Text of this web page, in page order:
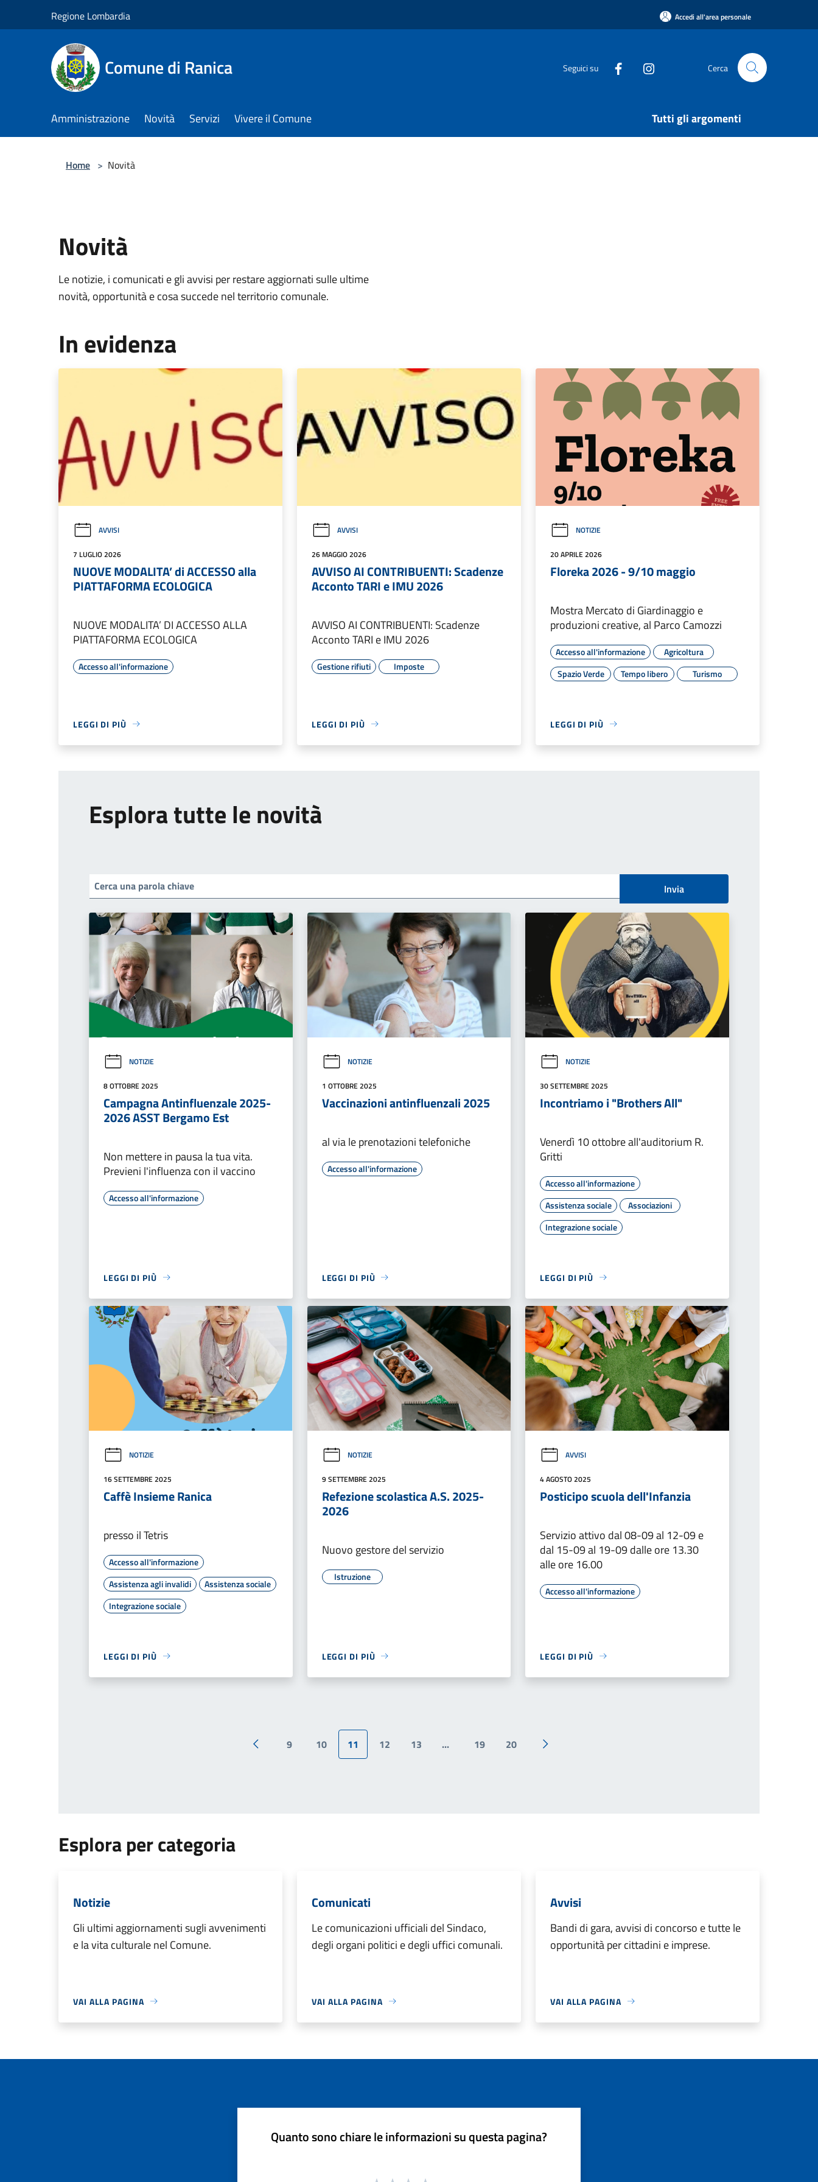
Regione Lombardia Accedi all'area personale
Comune di Ranica Seguici su Cerca
Amministrazione Novità Servizi Vivere il Comune Tutti gli argomenti
Home > Novità
Novità
Le notizie, i comunicati e gli avvisi per restare aggiornati sulle ultime
novità, opportunità e cosa succede nel territorio comunale.
In evidenza
AVVISI
7 LUGLIO 2026
NUOVE MODALITA’ di ACCESSO alla
PIATTAFORMA ECOLOGICA
NUOVE MODALITA’ DI ACCESSO ALLA
PIATTAFORMA ECOLOGICA
Accesso all'informazione
LEGGI DI PIÙ
AVVISI
26 MAGGIO 2026
AVVISO AI CONTRIBUENTI: Scadenze
Acconto TARI e IMU 2026
AVVISO AI CONTRIBUENTI: Scadenze
Acconto TARI e IMU 2026
Gestione rifiuti Imposte
LEGGI DI PIÙ
NOTIZIE
20 APRILE 2026
Floreka 2026 - 9/10 maggio
Mostra Mercato di Giardinaggio e
produzioni creative, al Parco Camozzi
Accesso all'informazione
Agricoltura
Spazio Verde
Tempo libero Turismo
LEGGI DI PIÙ
Esplora tutte le novità
Invia
NOTIZIE
8 OTTOBRE 2025
Campagna Antinfluenzale 2025-
2026 ASST Bergamo Est
Non mettere in pausa la tua vita.
Previeni l'influenza con il vaccino
Accesso all'informazione
LEGGI DI PIÙ
NOTIZIE
1 OTTOBRE 2025
Vaccinazioni antinfluenzali 2025
al via le prenotazioni telefoniche
Accesso all'informazione
LEGGI DI PIÙ
NOTIZIE
30 SETTEMBRE 2025
Incontriamo i "Brothers All"
Venerdì 10 ottobre all'auditorium R.
Gritti
Accesso all'informazione
Assistenza sociale
Associazioni
Integrazione sociale
LEGGI DI PIÙ
NOTIZIE
16 SETTEMBRE 2025
Caffè Insieme Ranica
presso il Tetris
Accesso all'informazione
Assistenza agli invalidi
Assistenza sociale
Integrazione sociale
LEGGI DI PIÙ
NOTIZIE
9 SETTEMBRE 2025
Refezione scolastica A.S. 2025-
2026
Nuovo gestore del servizio
Istruzione
LEGGI DI PIÙ
AVVISI
4 AGOSTO 2025
Posticipo scuola dell'Infanzia
Servizio attivo dal 08-09 al 12-09 e
dal 15-09 al 19-09 dalle ore 13.30
alle ore 16.00
Accesso all'informazione
LEGGI DI PIÙ
Pagina precedente
9 10 11 12 13 ... 19 20
Pagina successiva
Esplora per categoria
Notizie
Gli ultimi aggiornamenti sugli avvenimenti
e la vita culturale nel Comune.
VAI ALLA PAGINA
Comunicati
Le comunicazioni ufficiali del Sindaco,
degli organi politici e degli uffici comunali.
VAI ALLA PAGINA
Avvisi
Bandi di gara, avvisi di concorso e tutte le
opportunità per cittadini e imprese.
VAI ALLA PAGINA
Quanto sono chiare le informazioni su questa pagina?